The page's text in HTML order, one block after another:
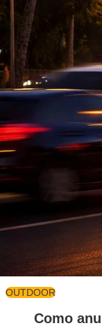
OUTDOOR
Como